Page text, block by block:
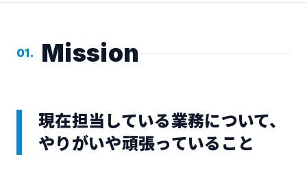
01. Mission
現在担当している業務について、
やりがいや頑張っていること